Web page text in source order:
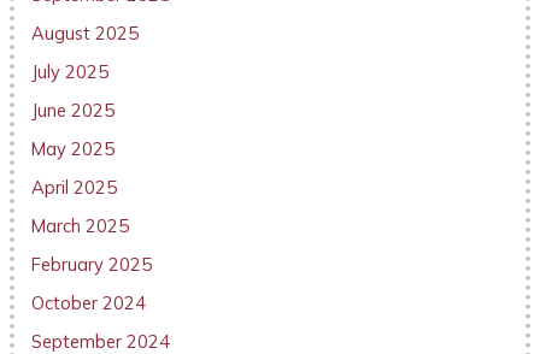
August 2025
July 2025
June 2025
May 2025
April 2025
March 2025
February 2025
October 2024
September 2024